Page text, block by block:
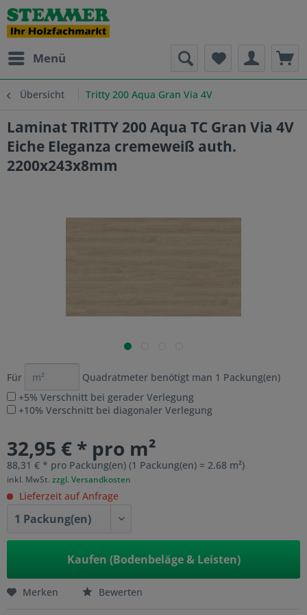
Menü
Übersicht Tritty 200 Aqua Gran Via 4V
Laminat TRITTY 200 Aqua TC Gran Via 4V
Eiche Eleganza cremeweiß auth.
2200x243x8mm
Für Quadratmeter benötigt man 1 Packung(en)
+5% Verschnitt bei gerader Verlegung
+10% Verschnitt bei diagonaler Verlegung
32,95 € * pro m²
88,31 € * pro Packung(en) (1 Packung(en) = 2.68 m²)
inkl. MwSt. zzgl. Versandkosten
Lieferzeit auf Anfrage
Kaufen (Bodenbeläge & Leisten)
Merken Bewerten